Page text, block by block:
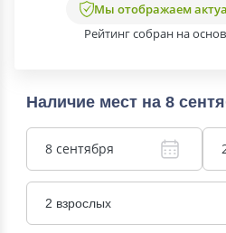
Мы отображаем
Рейтинг собран на
Наличие мест на 8
8 сентября
2 взрослых